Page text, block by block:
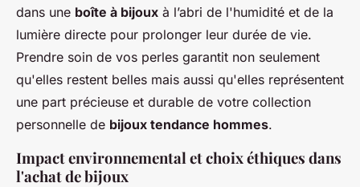
dans une boîte à bijoux à l’abri de l'humidité et de la
lumière directe pour prolonger leur durée de vie.
Prendre soin de vos perles garantit non seulement
qu'elles restent belles mais aussi qu'elles représentent
une part précieuse et durable de votre collection
personnelle de bijoux tendance hommes.
Impact environnemental et choix éthiques dans
l'achat de bijoux